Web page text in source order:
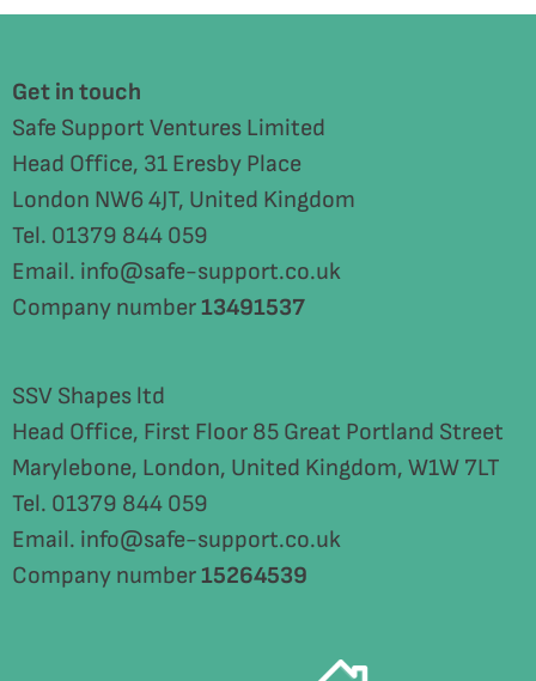
Get in touch
Safe Support Ventures Limited
Head Office, 31 Eresby Place
London NW6 4JT, United Kingdom
Tel. 01379 844 059
Email. info@safe-support.co.uk
Company number13491537
SSV Shapes ltd
Head Office, First Floor 85 Great Portland Street
Marylebone, London, United Kingdom, W1W 7LT
Tel. 01379 844 059
Email. info@safe-support.co.uk
Company number15264539